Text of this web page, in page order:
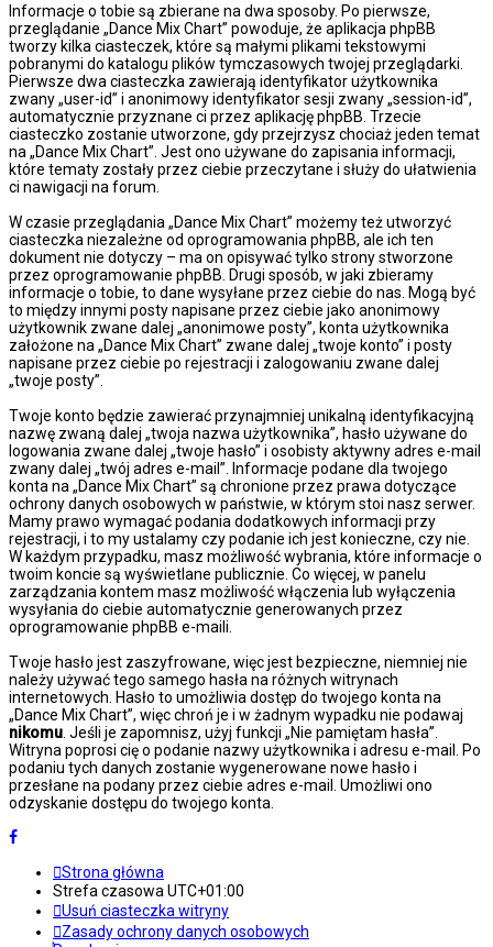
Informacje o tobie są zbierane na dwa sposoby. Po pierwsze,
przeglądanie „Dance Mix Chart” powoduje, że aplikacja phpBB
tworzy kilka ciasteczek, które są małymi plikami tekstowymi
pobranymi do katalogu plików tymczasowych twojej przeglądarki.
Pierwsze dwa ciasteczka zawierają identyfikator użytkownika
zwany „user-id” i anonimowy identyfikator sesji zwany „session-id”,
automatycznie przyznane ci przez aplikację phpBB. Trzecie
ciasteczko zostanie utworzone, gdy przejrzysz chociaż jeden temat
na „Dance Mix Chart”. Jest ono używane do zapisania informacji,
które tematy zostały przez ciebie przeczytane i służy do ułatwienia
ci nawigacji na forum.
W czasie przeglądania „Dance Mix Chart” możemy też utworzyć
ciasteczka niezależne od oprogramowania phpBB, ale ich ten
dokument nie dotyczy – ma on opisywać tylko strony stworzone
przez oprogramowanie phpBB. Drugi sposób, w jaki zbieramy
informacje o tobie, to dane wysyłane przez ciebie do nas. Mogą być
to między innymi posty napisane przez ciebie jako anonimowy
użytkownik zwane dalej „anonimowe posty”, konta użytkownika
założone na „Dance Mix Chart” zwane dalej „twoje konto” i posty
napisane przez ciebie po rejestracji i zalogowaniu zwane dalej
„twoje posty”.
Twoje konto będzie zawierać przynajmniej unikalną identyfikacyjną
nazwę zwaną dalej „twoja nazwa użytkownika”, hasło używane do
logowania zwane dalej „twoje hasło” i osobisty aktywny adres e-mail
zwany dalej „twój adres e-mail”. Informacje podane dla twojego
konta na „Dance Mix Chart” są chronione przez prawa dotyczące
ochrony danych osobowych w państwie, w którym stoi nasz serwer.
Mamy prawo wymagać podania dodatkowych informacji przy
rejestracji, i to my ustalamy czy podanie ich jest konieczne, czy nie.
W każdym przypadku, masz możliwość wybrania, które informacje o
twoim koncie są wyświetlane publicznie. Co więcej, w panelu
zarządzania kontem masz możliwość włączenia lub wyłączenia
wysyłania do ciebie automatycznie generowanych przez
oprogramowanie phpBB e-maili.
Twoje hasło jest zaszyfrowane, więc jest bezpieczne, niemniej nie
należy używać tego samego hasła na różnych witrynach
internetowych. Hasło to umożliwia dostęp do twojego konta na
„Dance Mix Chart”, więc chroń je i w żadnym wypadku nie podawaj
nikomu . Jeśli je zapomnisz, użyj funkcji „Nie pamiętam hasła”.
Witryna poprosi cię o podanie nazwy użytkownika i adresu e-mail. Po
podaniu tych danych zostanie wygenerowane nowe hasło i
przesłane na podany przez ciebie adres e-mail. Umożliwi ono
odzyskanie dostępu do twojego konta.
Strona główna
Strefa czasowa UTC+01:00
Usuń ciasteczka witryny
Zasady ochrony danych osobowych